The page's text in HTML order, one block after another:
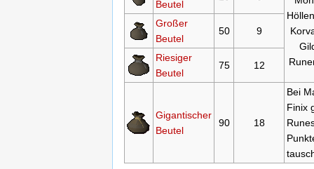
Beutel
Großer
Beutel
50 9
Riesiger
Beutel
75 12
Gigantischer
Beutel
90 18
Bei
Finix